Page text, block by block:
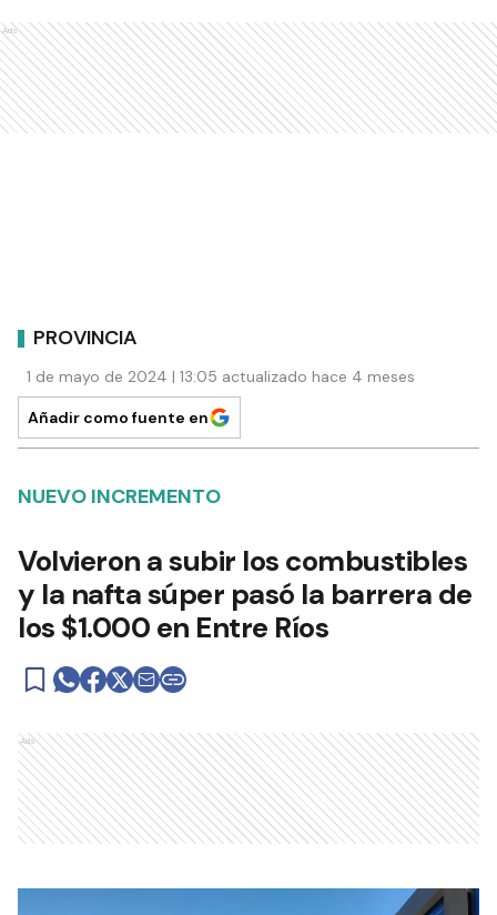
Ads
PROVINCIA
1 de mayo de 2024 | 13:05 actualizado hace 4 meses
Añadir como fuente en
NUEVO INCREMENTO
Volvieron a subir los combustibles
y la nafta súper pasó la barrera de
los $1.000 en Entre Ríos
Ads